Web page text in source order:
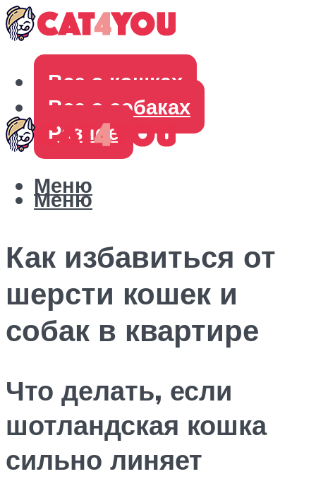
Все о кошках
Все о собаках
Разное
Меню
Меню
Как избавиться от
шерсти кошек и
собак в квартире
Что делать, если
шотландская кошка
сильно линяет